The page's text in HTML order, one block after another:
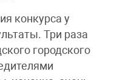
конкурса у
Три раза
городского